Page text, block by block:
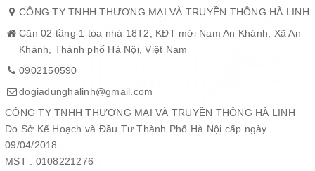
CÔNG TY TNHH THƯƠNG MẠI VÀ TRUYỀN THÔNG HÀ LINH
Căn 02 tầng 1 tòa nhà 18T2, KĐT mới Nam An Khánh, Xã An
Khánh, Thành phố Hà Nội, Việt Nam
0902150590
dogiadunghalinh@gmail.com
CÔNG TY TNHH THƯƠNG MẠI VÀ TRUYỀN THÔNG HÀ LINH
Do Sở Kế Hoạch và Đầu Tư Thành Phố Hà Nội cấp ngày
09/04/2018
MST : 0108221276